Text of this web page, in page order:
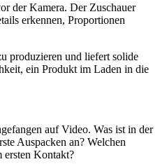
der Kamera. Der Zuschauer
erkennen, Proportionen
produzieren und liefert solide
ein Produkt im Laden in die
auf Video. Was ist in der
Auspacken an? Welchen
ersten Kontakt?